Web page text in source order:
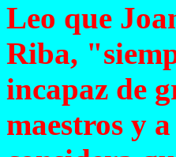
Leo que
Riba,
incapaz de
maestros y